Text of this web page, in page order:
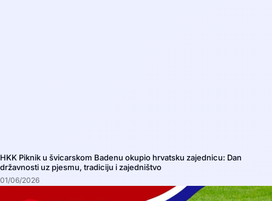
HKK Piknik u švicarskom Badenu okupio hrvatsku zajednicu: Dan
državnosti uz pjesmu, tradiciju i zajedništvo
01/06/2026